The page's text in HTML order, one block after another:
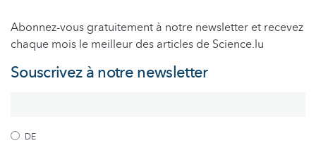
Abonnez-vous gratuitement à notre newsletter et recevez
chaque mois le meilleur des articles de Science.lu
Souscrivez à notre newsletter
DE